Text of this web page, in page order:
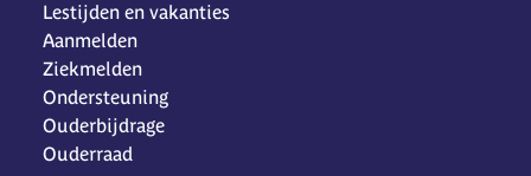
Lestijden en vakanties
Aanmelden
Ziekmelden
Ondersteuning
Ouderbijdrage
Ouderraad